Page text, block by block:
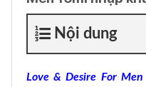
Nội dung
Love & Desire For